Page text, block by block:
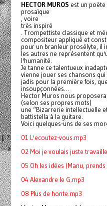
HECTOR MUROS est un poète
prosaïque
, voire
très inspiré
. Trompettiste classique et
compositeur appliqué et
pour un branleur prosélyte, il
les autres ne représentent
l'humanité.
Je tanne ce talentueux
vienne jouer ses chansons
jadis pour la première fois,
insoupçonnées…
Hector Muros nous proposera
(selon ses propres mots)
une “Bizarrerie intellectuelle
battistella à la guitare.
Voici quelques-uns de ses
01 L'ecoutez-vous.mp3
02 Moi je voulais juste
05 Oh les idées (Manu,
04 Alexandre le G.mp3
08 Plus de honte.mp3